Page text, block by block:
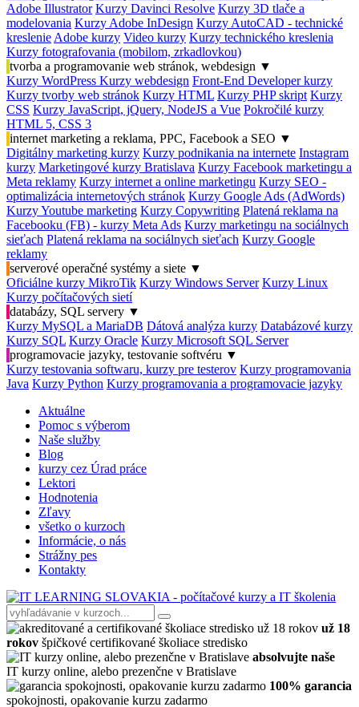
Adobe Illustrator Kurzy Davinci Resolve Kurzy 3D tlače a
modelovania Kurzy Adobe InDesign Kurzy AutoCAD - technické
kreslenie Adobe kurzy Video kurzy Kurzy technického kreslenia
Kurzy fotografovania (mobilom, zrkadlovkou)
tvorba a programovanie web stránok, webdesign ▼
Kurzy WordPress Kurzy webdesign Front-End Developer kurzy
Kurzy tvorby web stránok Kurzy HTML Kurzy PHP skript Kurzy
CSS Kurzy JavaScript, jQuery, NodeJS a Vue Pokročilé kurzy
HTML 5, CSS 3
internet marketing a reklama, PPC, Facebook a SEO ▼
Digitálny marketing kurzy Kurzy podnikania na internete Instagram
kurzy Marketingové kurzy Bratislava Kurzy Facebook marketingu a
Meta reklamy Kurzy internet a online marketingu Kurzy SEO -
optimalizácia internetových stránok Kurzy Google Ads (AdWords)
Kurzy Youtube marketing Kurzy Copywriting Platená reklama na
Facebooku (FB) - kurzy Meta Ads Kurzy marketingu na sociálnych
sieťach Platená reklama na sociálnych sieťach Kurzy Google
reklamy
serverové operačné systémy a siete ▼
Oficiálne kurzy MikroTik Kurzy Windows Server Kurzy Linux
Kurzy počítačových sietí
databázy, SQL servery ▼
Kurzy MySQL a MariaDB Dátová analýza kurzy Databázové kurzy
Kurzy SQL Kurzy Oracle Kurzy Microsoft SQL Server
programovacie jazyky, testovanie softvéru ▼
Kurzy testovania softwaru, kurzy pre testerov Kurzy programovania
Java Kurzy Python Kurzy programovania a programovacie jazyky
Aktuálne
Pomoc s výberom
Naše služby
Blog
kurzy cez Úrad práce
Lektori
Hodnotenia
Zľavy
všetko o kurzoch
Informácie, o nás
Strážny pes
Kontakty
už 18
rokov špičkové certifikované školiace stredisko
absolvujte naše
IT kurzy online, alebo prezenčne v Bratislave
100% garancia
spokojnosti, opakovanie kurzu zadarmo